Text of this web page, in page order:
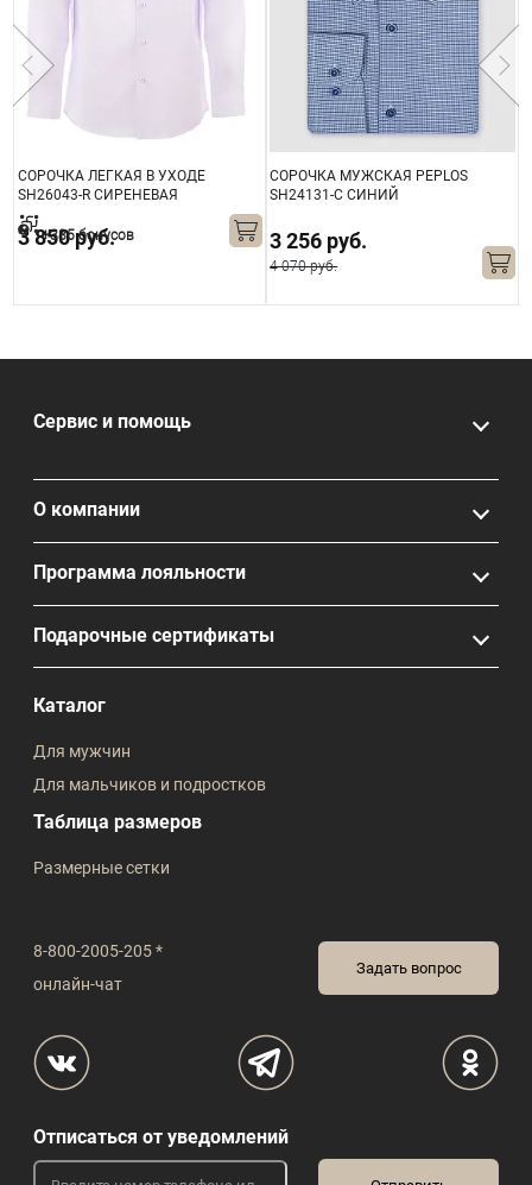
СОРОЧКА ЛЕГКАЯ В УХОДЕ
SH26043-R СИРЕНЕВАЯ
3 850 руб.
+385 бонусов
СОРОЧКА МУЖСКАЯ PEPLOS
SH24131-C СИНИЙ
3 256 руб.
4 070 руб.
8-800-2005-205 *
онлайн-чат
Задать вопрос
Сервис и помощь
О компании
Программа лояльности
Подарочные сертификаты
Каталог
Для мужчин
Для мальчиков и подростков
Таблица размеров
Размерные сетки
Отписаться от уведомлений